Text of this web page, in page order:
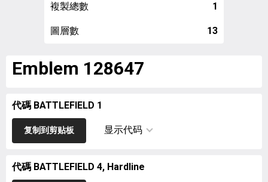
複製總數 1
圖層數 13
Emblem 128647
代碼 BATTLEFIELD 1
复制到剪贴板 显示代码
代碼 BATTLEFIELD 4, Hardline